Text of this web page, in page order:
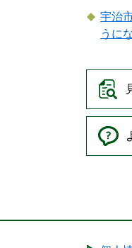
宇治
うに